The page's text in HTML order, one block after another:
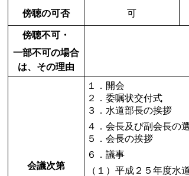
傍聴の可否 可
傍聴不可・
一部不可の場合
は、その理由
会議次第
１．開会
２．委嘱状交付式
３．水道部長の挨拶
４．会長及び副会
５．会長の挨拶
６．議事
（１）平成２５年度水